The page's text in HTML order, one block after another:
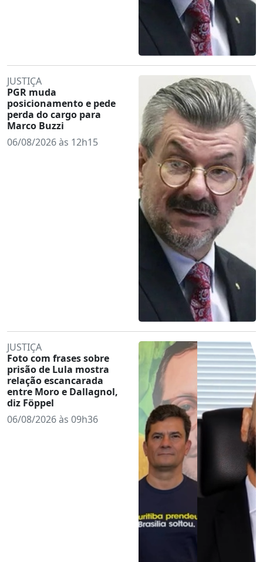
JUSTIÇA
PGR muda
posicionamento e pede
perda do cargo para
Marco Buzzi
06/08/2026 às 12h15
JUSTIÇA
Foto com frases sobre
prisão de Lula mostra
relação escancarada
entre Moro e Dallagnol,
diz Föppel
06/08/2026 às 09h36